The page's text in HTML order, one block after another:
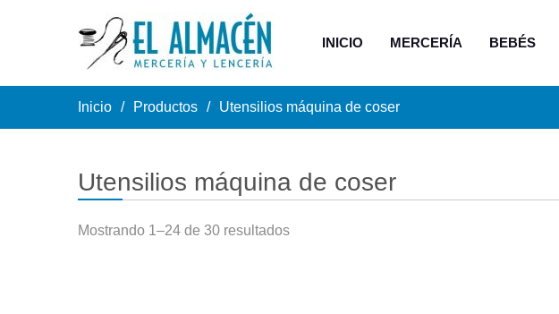
INICIO MERCERÍA BEBÉS
Inicio Productos Utensilios máquina de coser
Utensilios máquina de coser
Mostrando 1–24 de 30 resultados